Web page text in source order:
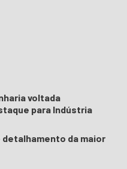
voltada
para Indústria
da maior